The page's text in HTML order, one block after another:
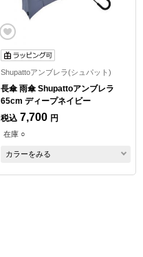
Shupattoアンブレラ(シュパット)
長傘 雨傘 Shupattoアンブレラ
65cm ディープネイビー
税込 7,700 円
在庫 ○
カラーをみる